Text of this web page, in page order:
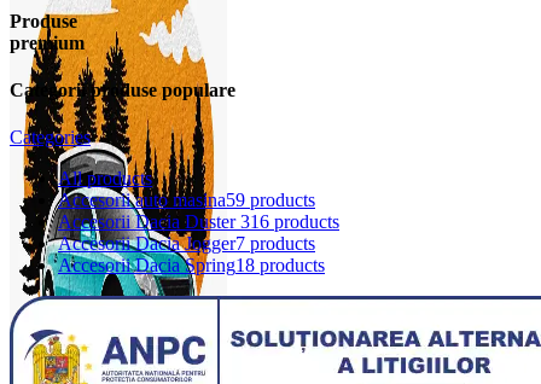
Produse
premium
Categorii produse populare
Categories
Allproducts
Accesorii auto masina59 products
Accesorii Dacia Duster 316 products
Accesorii Dacia Jogger7 products
Accesorii Dacia Spring18 products